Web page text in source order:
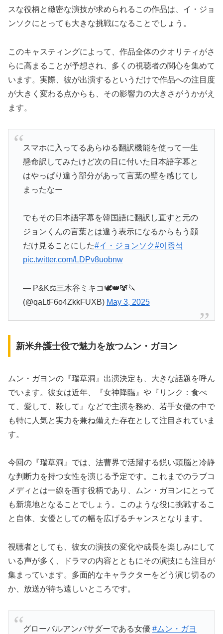
スな役柄と緻密な演技が求められるこの作品は、イ・ジョ
ンソクにとっても大きな挑戦になることでしょう。
このキャスティングによって、作品全体のクオリティがさ
らに高まることが予想され、多くの視聴者の関心を集めて
います。実際、彼が出演するというだけで作品への注目度
が大きく変わる点からも、その影響力の大きさがうかがえ
ます。
スマホに入ってるあらゆる翻訳機能を使って一生
懸命訳してみたけど次の日に付いた日本語字幕と
はやっぱり違う部分があって言葉の壁を感じてし
まったなー
でもその日本語字幕を韓国語に翻訳し直すと元の
ジョンくんの言葉とは違う表示になるからもう顔
だけ見ることにした#イ・ジョンソク#이종석
pic.twitter.com/LDPv8uobnw
— P&K⚖️三木谷ミキコ🕊‎👑🐼🔪
(@qaLtF6o4ZkkFUXB) May 3, 2025
新米弁護士役で魅力を放つムン・ガヨン
ムン・ガヨンの『瑞草洞』出演決定も、大きな話題を呼ん
でいます。彼女は近年、『女神降臨』や『リンク：食べ
て、愛して、殺して』などで主演を務め、若手女優の中で
も特に人気と実力を兼ね備えた存在として注目されていま
す。
今回の『瑞草洞』では、法曹界で活躍する鋭い頭脳と冷静
な判断力を持つ女性を演じる予定です。これまでのラブコ
メディとは一線を画す役柄であり、ムン・ガヨンにとって
も新境地となることでしょう。このような役に挑戦するこ
と自体、女優としての幅を広げるチャンスとなります。
視聴者としても、彼女の演技の変化や成長を楽しみにして
いる声が多く、ドラマの内容とともにその演技にも注目が
集まっています。多面的なキャラクターをどう演じ切るの
か、放送が待ち遠しいところです。
グローバルアンバサダーである女優 #ムン・ガヨ